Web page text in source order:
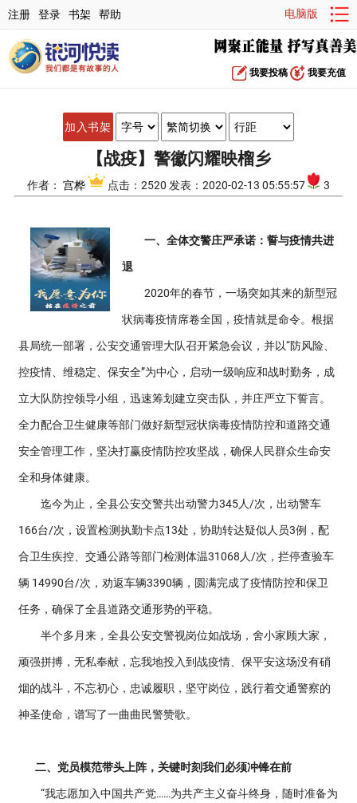
注册 登录 书架 帮助 电脑版
我要投稿 我要充值
加入书架
【战疫】警徽闪耀映榴乡
作者： 宫桦 点击：2520 发表：2020-02-13 05:55:57 3
一、全体交警庄严承诺：誓与疫情共进
退
2020年的春节，一场突如其来的新型冠
状病毒疫情席卷全国，疫情就是命令。根据
县局统一部署，公安交通管理大队召开紧急会议，并以“防风险、
控疫情、维稳定、保安全”为中心，启动一级响应和战时勤务，成
立大队防控领导小组，迅速筹划建立突击队，并庄严立下誓言。
全力配合卫生健康等部门做好新型冠状病毒疫情防控和道路交通
安全管理工作，坚决打赢疫情防控攻坚战，确保人民群众生命安
全和身体健康。
迄今为止，全县公安交警共出动警力345人/次，出动警车
166台/次，设置检测执勤卡点13处，协助转达疑似人员3例，配
合卫生疾控、交通公路等部门检测体温31068人/次，拦停查验车
辆 14990台/次，劝返车辆3390辆，圆满完成了疫情防控和保卫
任务，确保了全县道路交通形势的平稳。
半个多月来，全县公安交警视岗位如战场，舍小家顾大家，
顽强拼搏，无私奉献，忘我地投入到战疫情、保平安这场没有硝
烟的战斗，不忘初心，忠诚履职，坚守岗位，践行着交通警察的
神圣使命，谱写了一曲曲民警赞歌。
二、党员模范带头上阵，关键时刻我们必须冲锋在前
“我志愿加入中国共产党……为共产主义奋斗终身，随时准备为